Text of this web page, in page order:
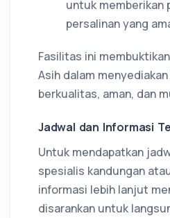
untuk memberikan
persalinan yang
Fasilitas ini
Asih dalam
berkualitas, aman, dan
Jadwal dan Informasi
Untuk mendapatkan
spesialis kandungan
informasi lebih lanjut
disarankan untuk